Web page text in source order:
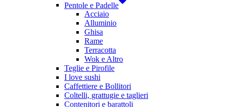
Pentole e Padelle
Acciaio
Alluminio
Ghisa
Rame
Terracotta
Wok e Altro
Teglie e Pirofile
I love sushi
Caffettiere e Bollitori
Coltelli, grattugie e taglieri
Contenitori e barattoli